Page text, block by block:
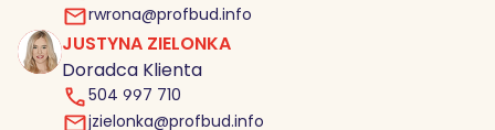
rwrona@profbud.info
JZ
JUSTYNA ZIELONKA
Doradca Klienta
504 997 710
jzielonka@profbud.info